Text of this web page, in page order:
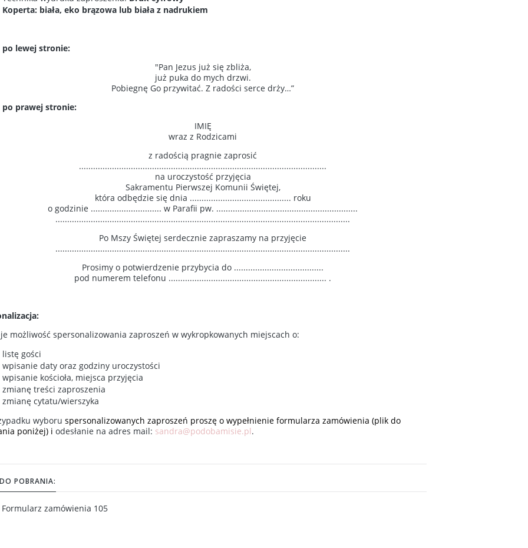
Koperta: biała, eko brązowa lub biała z nadrukiem
po lewej stronie:
"Pan Jezus już się zbliża,
już puka do mych drzwi.
Pobiegnę Go przywitać. Z radości serce drży…”
po prawej stronie:
IMIĘ
wraz z Rodzicami
z radością pragnie zaprosić
.........................................................................................................
na uroczystość przyjęcia
Sakramentu Pierwszej Komunii Świętej,
która odbędzie się dnia ........................................... roku
o godzinie .............................. w Parafii pw. ............................................................
.............................................................................................................................
Po Mszy Świętej serdecznie zapraszamy na przyjęcie
.............................................................................................................................
Prosimy o potwierdzenie przybycia do ......................................
pod numerem telefonu ................................................................... .
możliwość spersonalizowania zaproszeń w wykropkowanych miejscach o:
listę gości
wpisanie daty oraz godziny uroczystości
wpisanie kościoła, miejsca przyjęcia
zmianę treści zaproszenia
zmianę cytatu/wierszyka
wyboru spersonalizowanych zaproszeń proszę o wypełnienie formularza zamówienia (plik do
poniżej) i odesłanie na adres mail: sandra@podobamisie.pl.
POBRANIA:
Formularz zamówienia 105